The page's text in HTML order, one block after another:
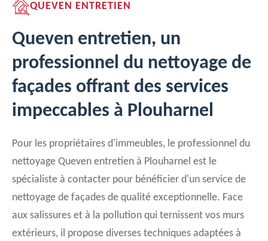
QUEVEN ENTRETIEN
Queven entretien, un
professionnel du nettoyage de
façades offrant des services
impeccables à Plouharnel
Pour les propriétaires d'immeubles, le professionnel du
nettoyage Queven entretien à Plouharnel est le
spécialiste à contacter pour bénéficier d'un service de
nettoyage de façades de qualité exceptionnelle. Face
aux salissures et à la pollution qui ternissent vos murs
extérieurs, il propose diverses techniques adaptées à